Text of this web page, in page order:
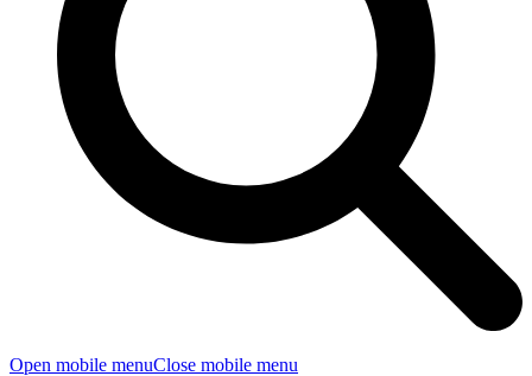
Open mobile menuClose mobile menu